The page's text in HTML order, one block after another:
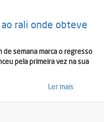
rali onde obteve
semana marca o regresso
pela primeira vez na sua
Ler mais